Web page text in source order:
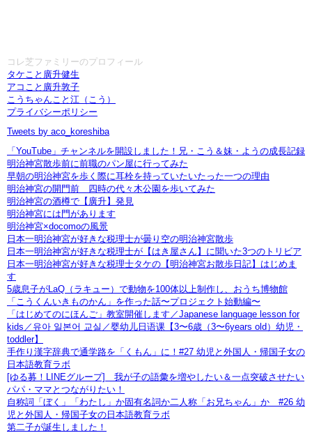
コレ芝ファミリーのプロフィール
タケこと廣升健生
アコこと廣升敦子
こうちゃんこと江（こう）
プライバシーポリシー
Tweets by aco_koreshiba
「YouTube」チャンネルを開設しました！兄・こう＆妹・ようの成長記録
明治神宮散歩前に前職のパン屋に行ってみた
早朝の明治神宮を歩く際に耳栓を持っていたいたった一つの理由
明治神宮の開門前 四時の代々木公園を歩いてみた
明治神宮の酒樽で【廣升】発見
明治神宮には門があります
明治神宮×docomoの風景
日本一明治神宮が好きな税理士が曇り空の明治神宮散歩
日本一明治神宮が好きな税理士が【はき屋さん】に聞いた3つのトリビア
日本一明治神宮が好きな税理士タケの【明治神宮お散歩日記】はじめま
す
5歳息子がLaQ（ラキュー）で動物を100体以上制作し、おうち博物館
「こうくんいきものかん」を作った話〜プロジェクト始動編〜
「はじめてのにほんご」教室開催します／Japanese language lesson for
kids／유아 일본어 교실／婴幼儿日语课【3〜6歳（3〜6years old）幼児・
toddler】
手作り漢字辞典で通学路を「くもん」に！#27 幼児と外国人・帰国子女の
日本語教育ラボ
[ゆる募！LINEグループ] 我が子の語彙を増やしたい＆一点突破させたい
パパ・ママとつながりたい！
自称詞「ぼく」「わたし」か固有名詞か二人称「お兄ちゃん」か #26 幼
児と外国人・帰国子女の日本語教育ラボ
第二子が誕生しました！